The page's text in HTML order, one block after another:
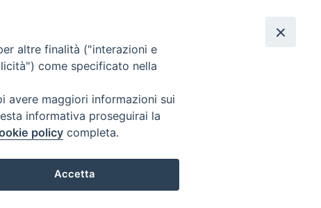
altre finalità ("interazioni e
come specificato nella
avere maggiori informazioni sui
informativa proseguirai la
policy completa.
Accetta